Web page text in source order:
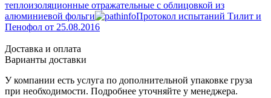
теплоизоляционные отражательные с облицовкой из
алюминиевой фольги
Протокол испытаний Тилит и
Пенофол от 25.08.2016
Доставка и оплата
Варианты доставки
У компании есть услуга по дополнительной упаковке груза
при необходимости. Подробнее уточняйте у менеджера.